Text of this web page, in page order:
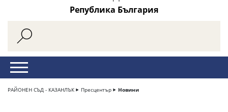
Република България
РАЙОНЕН СЪД - КАЗАНЛЪК Пресцентър Новини